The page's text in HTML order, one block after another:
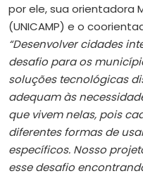
por ele, sua orientadora
(UNICAMP) e o
“Desenvolver cidades
desafio para os
soluções tecnológicas
adequam às
que vivem nelas, pois
diferentes formas de
específicos. Nosso
esse desafio